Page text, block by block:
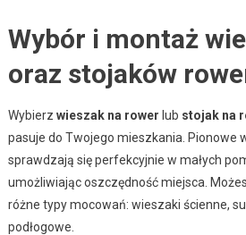
Wybór i montaż
oraz stojaków
Wybierz wieszak na rower lub stojak na
pasuje do Twojego mieszkania. Pionowe
sprawdzają się perfekcyjnie w małych
umożliwiając oszczędność miejsca.
różne typy mocowań: wieszaki ścienne,
podłogowe.